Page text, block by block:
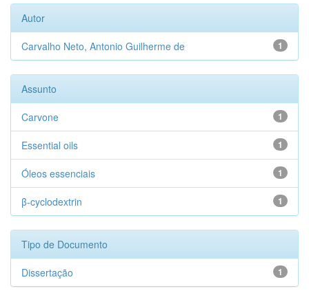
Autor
1
Carvalho Neto, Antonio Guilherme de
Assunto
1
Carvone
1
Essential oils
1
Óleos essenciais
1
β-cyclodextrin
Tipo de Documento
1
Dissertação